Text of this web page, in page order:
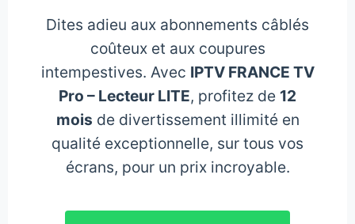
Dites adieu aux abonnements câblés
coûteux et aux coupures
intempestives. Avec IPTV FRANCE TV
Pro – Lecteur LITE, profitez de 12
mois de divertissement illimité en
qualité exceptionnelle, sur tous vos
écrans, pour un prix incroyable.